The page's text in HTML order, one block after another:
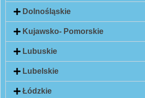
Dolnośląskie
Kujawsko- Pomorskie
Lubuskie
Lubelskie
Łódzkie